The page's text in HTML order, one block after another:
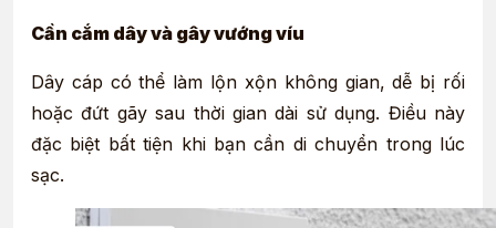
Cần cắm dây và gây vướng víu
Dây cáp có thể làm lộn xộn không gian, dễ bị rối
hoặc đứt gãy sau thời gian dài sử dụng. Điều này
đặc biệt bất tiện khi bạn cần di chuyển trong lúc
sạc.